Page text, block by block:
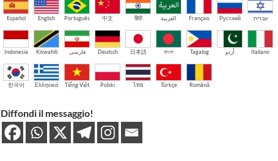
Español English Português 中文 हिंदी العربية Français Русский עברית
Indonesia Kiswahili فارسی Deutsch 日本語 বাংলা Tagalog اُردو Italiano
한국어 Ελληνικά Tiếng Việt Polski ไทย Türkçe Română
Diffondi il messaggio!